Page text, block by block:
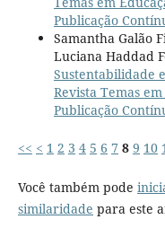
Publicação
Samantha Galão
Luciana Haddad
Sustentabilidade
Revista Temas
Publicação
<< < 1 2 3 4 5 6 7 8 9 10
Você também pode
similaridade para este